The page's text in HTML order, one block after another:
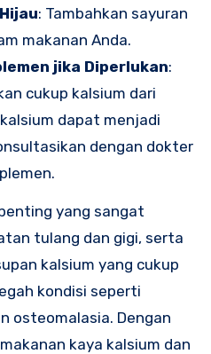
: Tambahkan sayuran
makanan Anda.
jika Diperlukan:
cukup kalsium dari
dapat menjadi
dengan dokter
yang sangat
tulang dan gigi, serta
kalsium yang cukup
kondisi seperti
osteomalasia. Dengan
kaya kalsium dan